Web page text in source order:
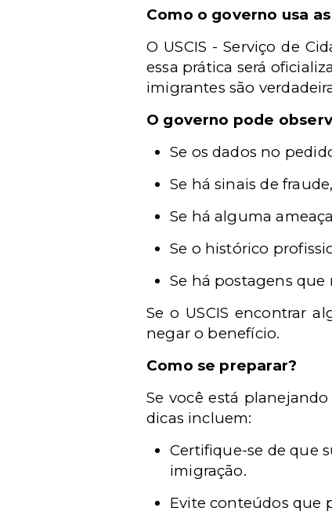
Como o governo usa
O USCIS -Serviço de
essa prática será
imigrantes são
O governo pode
Se os dados no
Se há sinais de
Se há alguma
Se o histórico
Se há postagens que
Se o USCIS encontrar
negar o benefício.
Como se preparar?
Se você está
dicas incluem:
Certifique-se de que
imigração.
Evite conteúdos que